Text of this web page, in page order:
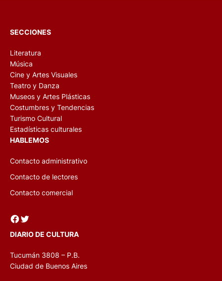
SECCIONES
Literatura
Música
Cine y Artes Visuales
Teatro y Danza
Museos y Artes Plásticas
Costumbres y Tendencias
Turismo Cultural
Estadísticas culturales
HABLEMOS
Contacto administrativo
Contacto de lectores
Contacto comercial
Facebook Twitter
DIARIO DE CULTURA
Tucumán 3808 – P.B.
Ciudad de Buenos Aires